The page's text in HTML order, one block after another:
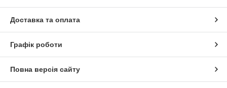
Доставка та оплата
Графік роботи
Повна версія сайту